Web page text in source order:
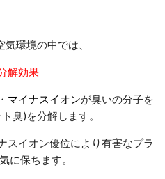
気環境の中では、
解効果
マイナスイオンが臭いの分子を
ト臭)を分解します。
スイオン優位により有害なプラ
に保ちます。